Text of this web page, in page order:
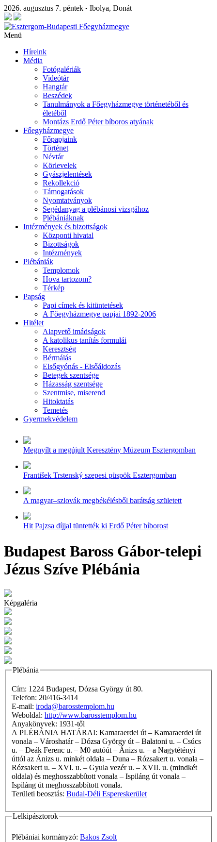
2026. augusztus 7. péntek • Ibolya, Donát
Menü
Híreink
Média
Fotógalériák
Videótár
Hangtár
Beszédek
Tanulmányok a Főegyházmegye történetéből és
életéből
Montázs Erdő Péter bíboros atyának
Főegyházmegye
Főpapjaink
Történet
Névtár
Körlevelek
Gyászjelentések
Rekollekció
Támogatások
Nyomtatványok
Segédanyag a plébánosi vizsgához
Plébániáknak
Intézmények és bizottságok
Központi hivatal
Bizottságok
Intézmények
Plébániák
Templomok
Hova tartozom?
Térkép
Papság
Papi címek és kitüntetések
A Főegyházmegye papjai 1892-2006
Hitélet
Alapvető imádságok
A katolikus tanítás formulái
Keresztség
Bérmálás
Elsőgyónás - Elsőáldozás
Betegek szentsége
Házasság szentsége
Szentmise, miserend
Hitoktatás
Temetés
Gyermekvédelem
Megnyílt a megújult Keresztény Múzeum Esztergomban
František Trstenský szepesi püspök Esztergomban
A magyar–szlovák megbékélésből barátság született
Hit Pajzsa díjjal tüntették ki Erdő Péter bíborost
Budapest Baross Gábor-telepi
Jézus Szíve Plébánia
Képgaléria
Plébánia
Cím: 1224 Budapest, Dózsa György út 80.
Telefon: 20/416-3414
E-mail: iroda@barosstemplom.hu
Weboldal: http://www.barosstemplom.hu
Anyakönyvek: 1931-től
A PLÉBÁNIA HATÁRAI: Kamaraerdei út – Kamaraerdei út
vonala – Városhatár – Dózsa György út – Balatoni u. – Csúcs
u. – Deák Ferenc u. – M0 autóút – Ánizs u. – a Nagytétényi
úttól az Ánizs u. minkét oldala – Duna – Rózsakert u. vonala –
Rózsakert u. – XVI. u. – Gyula vezér u. – XVII. u. (mindkét
oldala) és meghosszabbított vonala – Ispiláng út vonala –
Ispiláng út meghosszabbított vonala.
Területi beosztás: Budai-Déli Espereskerület
Lelkipásztorok
Plébániai kormányzó: Bakos Zsolt